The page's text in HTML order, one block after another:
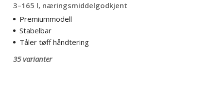
3–165 l, næringsmiddelgodkjent
Premiummodell
Stabelbar
Tåler tøff håndtering
35 varianter